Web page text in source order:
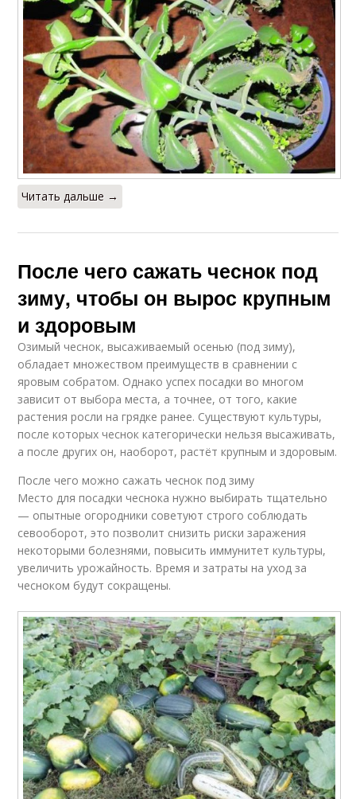
Читать дальше →
После чего сажать чеснок под
зиму, чтобы он вырос крупным
и здоровым
Озимый чеснок, высаживаемый осенью (под зиму),
обладает множеством преимуществ в сравнении с
яровым собратом. Однако успех посадки во многом
зависит от выбора места, а точнее, от того, какие
растения росли на грядке ранее. Существуют культуры,
после которых чеснок категорически нельзя высаживать,
а после других он, наоборот, растёт крупным и здоровым.
После чего можно сажать чеснок под зиму
Место для посадки чеснока нужно выбирать тщательно
— опытные огородники советуют строго соблюдать
севооборот, это позволит снизить риски заражения
некоторыми болезнями, повысить иммунитет культуры,
увеличить урожайность. Время и затраты на уход за
чесноком будут сокращены.